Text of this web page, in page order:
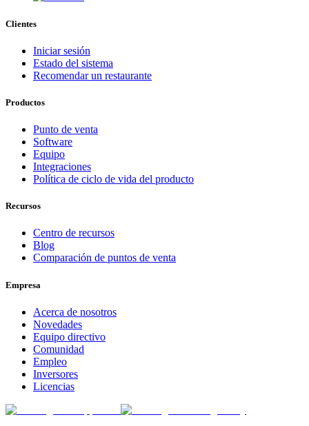
Clientes
Iniciar sesión
Estado del sistema
Recomendar un restaurante
Productos
Punto de venta
Software
Equipo
Integraciones
Política de ciclo de vida del producto
Recursos
Centro de recursos
Blog
Comparación de puntos de venta
Empresa
Acerca de nosotros
Novedades
Equipo directivo
Comunidad
Empleo
Inversores
Licencias